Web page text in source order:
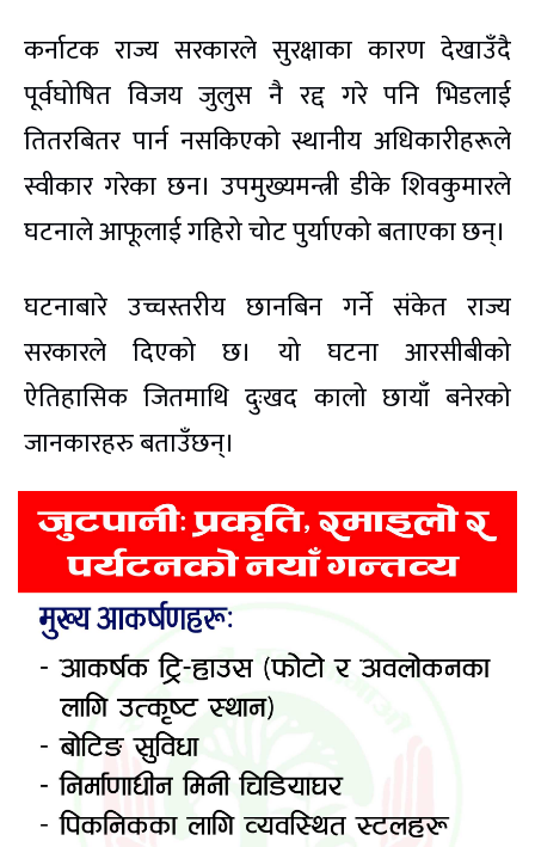
कर्नाटक राज्य सरकारले सुरक्षाका कारण देखाउँदै
पूर्वघोषित विजय जुलुस नै रद्द गरे पनि भिडलाई
तितरबितर पार्न नसकिएको स्थानीय अधिकारीहरूले
स्वीकार गरेका छन। उपमुख्यमन्त्री डीके शिवकुमारले
घटनाले आफूलाई गहिरो चोट पुर्याएको बताएका छन्।
घटनाबारे उच्चस्तरीय छानबिन गर्ने संकेत राज्य
सरकारले दिएको छ। यो घटना आरसीबीको
ऐतिहासिक जितमाथि दुःखद कालो छायाँ बनेरको
जानकारहरु बताउँछन्।